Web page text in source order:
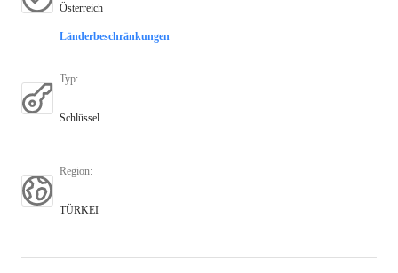
Österreich
Länderbeschränkungen
Typ:
Schlüssel
Region:
TÜRKEI